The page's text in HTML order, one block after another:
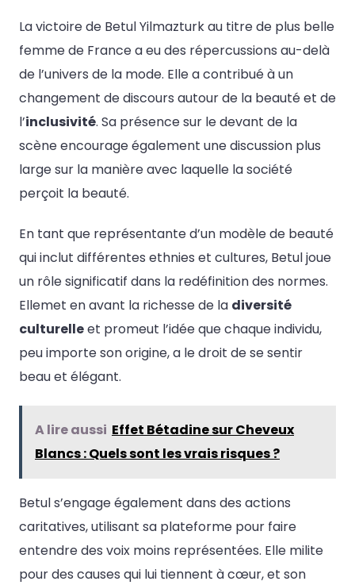
La victoire de Betul Yilmazturk au titre de plus belle
femme de France a eu des répercussions au-delà
de l’univers de la mode. Elle a contribué à un
changement de discours autour de la beauté et de
l’inclusivité. Sa présence sur le devant de la
scène encourage également une discussion plus
large sur la manière avec laquelle la société
perçoit la beauté.
En tant que représentante d’un modèle de beauté
qui inclut différentes ethnies et cultures, Betul joue
un rôle significatif dans la redéfinition des normes.
Ellemet en avant la richesse de la diversité
culturelleet promeut l’idée que chaque individu,
peu importe son origine, a le droit de se sentir
beau et élégant.
A lire aussi Effet Bétadine sur Cheveux
Blancs : Quels sont les vrais risques ?
Betul s’engage également dans des actions
caritatives, utilisant sa plateforme pour faire
entendre des voix moins représentées. Elle milite
pour des causes qui lui tiennent à cœur, et son